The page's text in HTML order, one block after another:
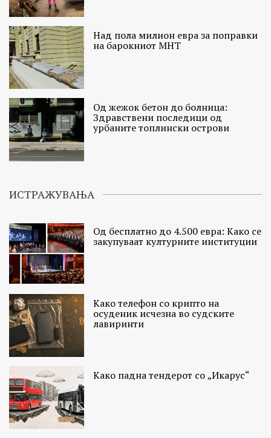
Над пола милион евра за поправки
на барокниот МНТ
Од жежок бетон до болница:
Здравствени последици од
урбаните топлински острови
ИСТРАЖУВАЊА
Од бесплатно до 4.500 евра: Како се
закупуваат културните институции
Како телефон со крипто на
осуденик исчезна во судските
лавиринти
Како падна тендерот со „Икарус“